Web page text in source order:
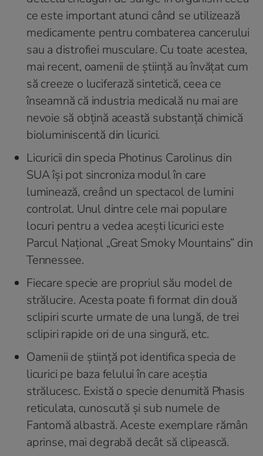
ce este important atunci când se utilizează
medicamente pentru combaterea cancerului
sau a distrofiei musculare. Cu toate acestea,
mai recent, oamenii de știință au învățat cum
să creeze o luciferază sintetică, ceea ce
înseamnă că industria medicală nu mai are
nevoie să obțină această substanță chimică
bioluminiscentă din licurici.
Licuricii din specia Photinus Carolinus din
SUA își pot sincroniza modul în care
luminează, creând un spectacol de lumini
controlat. Unul dintre cele mai populare
locuri pentru a vedea acești licurici este
Parcul Național „Great Smoky Mountains” din
Tennessee.
Fiecare specie are propriul său model de
strălucire. Acesta poate fi format din două
sclipiri scurte urmate de una lungă, de trei
sclipiri rapide ori de una singură, etc.
Oamenii de știință pot identifica specia de
licurici pe baza felului în care aceștia
strălucesc. Există o specie denumită Phasis
reticulata, cunoscută și sub numele de
Fantomă albastră. Aceste exemplare rămân
aprinse, mai degrabă decât să clipească.